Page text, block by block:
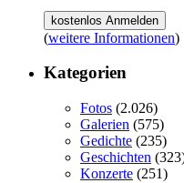
(weitere Informationen)
Kategorien
Fotos (2.026)
Galerien (575)
Gedichte (235)
Geschichten
Konzerte (251)